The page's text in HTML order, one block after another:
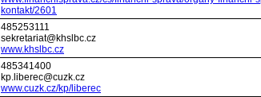
kontakt/2601
485253111
sekretariat@khslbc.cz
www.khslbc.cz
485341400
kp.liberec@cuzk.cz
www.cuzk.cz/kp/liberec